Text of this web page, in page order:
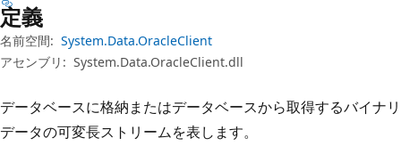
定義
名前空間: System.Data.OracleClient
アセンブリ: System.Data.OracleClient.dll
データベースに格納またはデータベースから取得するバイナリ
データの可変長ストリームを表します。